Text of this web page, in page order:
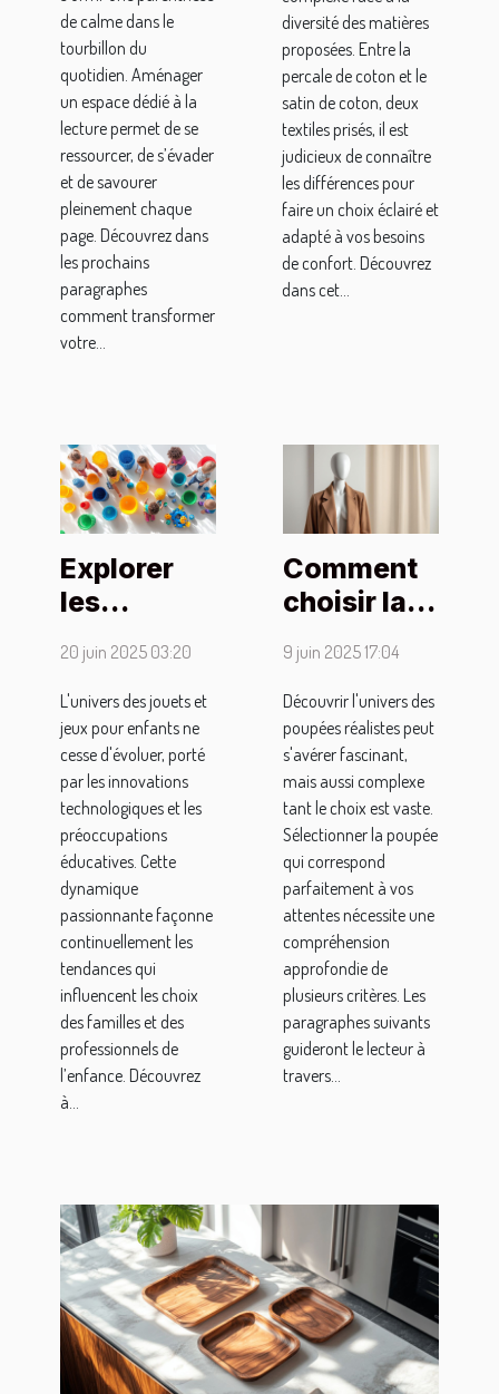
de calme dans le
tourbillon du
quotidien. Aménager
un espace dédié à la
lecture permet de se
ressourcer, de s’évader
et de savourer
pleinement chaque
page. Découvrez dans
les prochains
paragraphes
comment transformer
votre...
diversité des matières
proposées. Entre la
percale de coton et le
satin de coton, deux
textiles prisés, il est
judicieux de connaître
les différences pour
faire un choix éclairé et
adapté à vos besoins
de confort. Découvrez
dans cet...
Explorer
les
actuelles
dans les
jouets et
jeux pour
enfants
20 juin 2025 03:20
L'univers des jouets et
jeux pour enfants ne
cesse d'évoluer, porté
par les innovations
technologiques et les
préoccupations
éducatives. Cette
dynamique
passionnante façonne
continuellement les
tendances qui
influencent les choix
des familles et des
professionnels de
l’enfance. Découvrez
à...
Comment
choisir la
poupée
réaliste
pour vos
besoins
9 juin 2025 17:04
Découvrir l'univers des
poupées réalistes peut
s'avérer fascinant,
mais aussi complexe
tant le choix est vaste.
Sélectionner la poupée
qui correspond
parfaitement à vos
attentes nécessite une
compréhension
approfondie de
plusieurs critères. Les
paragraphes suivants
guideront le lecteur à
travers...